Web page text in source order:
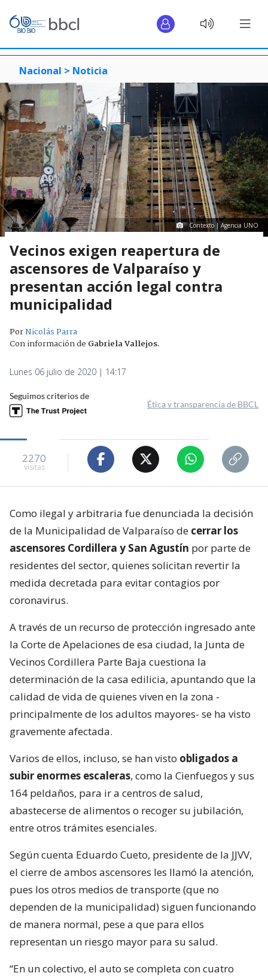
Nacional > Noticia
Contexto | Agencia UNO
Vecinos exigen reapertura de
ascensores de Valparaíso y
presentan acción legal contra
municipalidad
PorNicolás Parra
Con información de Gabriela Vallejos.
Lunes 06 julio de 2020 | 14:17
Seguimos criterios de
Ética y transparencia de BBCL
2270
visitas
Como ilegal y arbitraria fue denunciada la decisión
de la Municipalidad de Valparaíso de cerrar los
ascensores Cordillera y San Agustín por parte de
residentes del sector, quienes solicitan revertir la
medida decretada para evitar contagios por
coronavirus.
A través de un recurso de protección ingresado ante
la Corte de Apelaciones de esa ciudad, la Junta de
Vecinos Cordillera Parte Baja cuestiona la
determinación de la casa edilicia, apuntando que la
calidad de vida de quienes viven en la zona -
principalmente de los adultos mayores- se ha visto
gravemente afectada.
Varios de ellos, incluso, se han visto obligados a
subir enormes escaleras, como la Cienfuegos y sus
164 peldaños, para ir a centros de salud,
abastecerse de alimentos o recoger su jubilación,
entre otros trámites esenciales.
Según cuenta Eduardo Cueto, presidente de la JJVV,
el cierre de ambos ascensores les llamó la atención,
pues los otros medios de transporte (que no
dependen de la municipalidad) siguen funcionando
de manera normal, pese a que para ellos
representan un riesgo mayor para su salud.
“En un colectivo, el auto se completa con cuatro